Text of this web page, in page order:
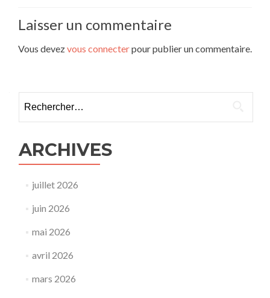
Laisser un commentaire
Vous devezvous connecterpour publier un commentaire.
ARCHIVES
juillet 2026
juin 2026
mai 2026
avril 2026
mars 2026